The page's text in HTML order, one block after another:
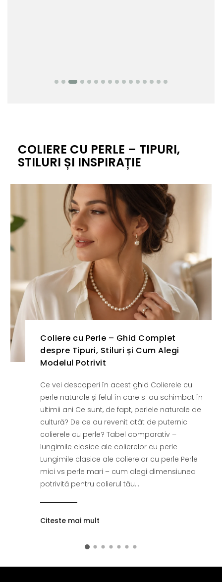
COLIERE CU PERLE – TIPURI,
STILURI ȘI INSPIRAȚIE
Coliere cu Perle – Ghid Complet
despre Tipuri, Stiluri și Cum Alegi
Modelul Potrivit
Ce vei descoperi în acest ghid Colierele cu
perle naturale și felul în care s-au schimbat în
ultimii ani Ce sunt, de fapt, perlele naturale de
cultură? De ce au revenit atât de puternic
colierele cu perle? Tabel comparativ –
lungimile clasice ale colierelor cu perle
Lungimile clasice ale colierelor cu perle Perle
mici vs perle mari – cum alegi dimensiunea
potrivită pentru colierul tău...
Citeste mai mult